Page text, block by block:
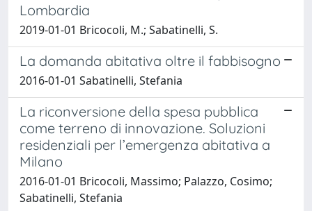
Lombardia
2019-01-01 Bricocoli, M.; Sabatinelli, S.
La domanda abitativa oltre il fabbisogno
2016-01-01 Sabatinelli, Stefania
La riconversione della spesa pubblica
come terreno di innovazione. Soluzioni
residenziali per l’emergenza abitativa a
Milano
2016-01-01 Bricocoli, Massimo; Palazzo, Cosimo;
Sabatinelli, Stefania